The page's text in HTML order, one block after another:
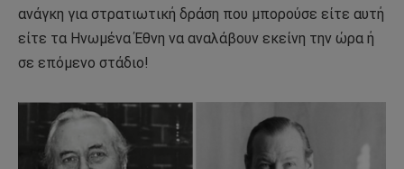
ανάγκη για στρατιωτική δράση που μπορούσε είτε αυτή
είτε τα Ηνωμένα Έθνη να αναλάβουν εκείνη την ώρα ή
σε επόμενο στάδιο!